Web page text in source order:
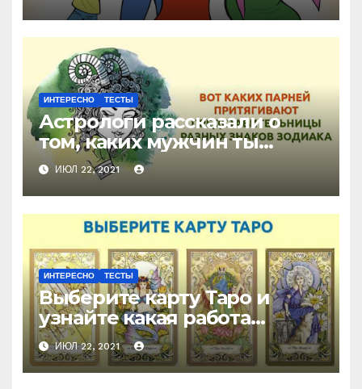
ИНТЕРЕСНО ТЕСТЫ
Астрологи рассказали о
том, каких мужчин ты
притягиваешь, в
зависимости от твоего
знака зодиака
ИЮЛ 22, 2021
ИНТЕРЕСНО ТЕСТЫ
Выберите карту Таро и
узнайте какая работа
идеально подходит вам
ИЮЛ 22, 2021